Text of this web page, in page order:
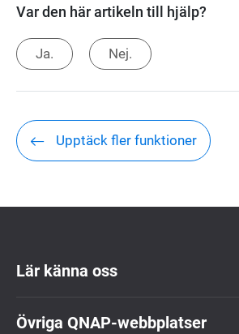
Var den här artikeln till hjälp?
Ja. Nej.
Upptäck fler funktioner
Lär känna oss
Övriga QNAP-webbplatser